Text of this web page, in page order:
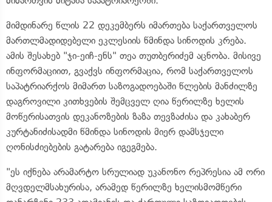
მიმდინარე წლის 22 დეკემბერს იმართება საქართველოს
მართლმადიდებელი ეკლესიის წმინდა სინოდის კრება.
ამის შესახებ "ჯი-ეიჩ-ენს" თეა თუთბერიძემ აცნობა. მისივე
ინფორმაციით, გვაქვს ინფორმაცია, რომ საქართველოს
საპატრიარქოს მიმართ საზოგადოებაში წლების მანძილზე
დაგროვილი კითხვების შემცველ ღია წერილზე ხელის
მოწერისათვის დეკანოზების ზაზა თევზაძისა და კახაბერ
კურტანიძისადმი წმინდა სინოდის მიერ დამსჯელი
ღონისძიებების გატარება იგეგმება.
"ეს იქნება არამარტო სრულიად უკანონო რეპრესია ამ ორი
მღვდელმსახურისა, არამედ წერილზე ხელისმომწერი